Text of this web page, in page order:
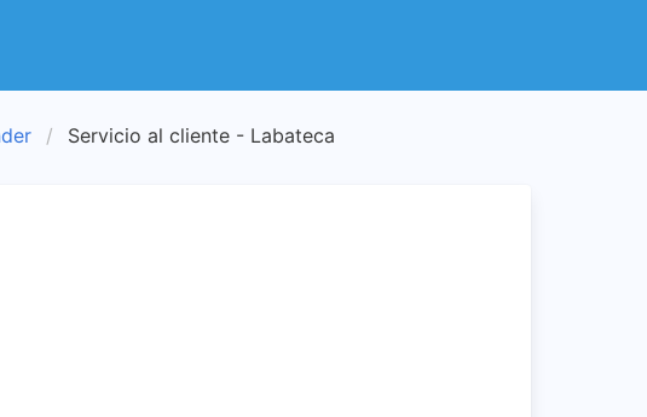
Servicio al cliente - Labateca